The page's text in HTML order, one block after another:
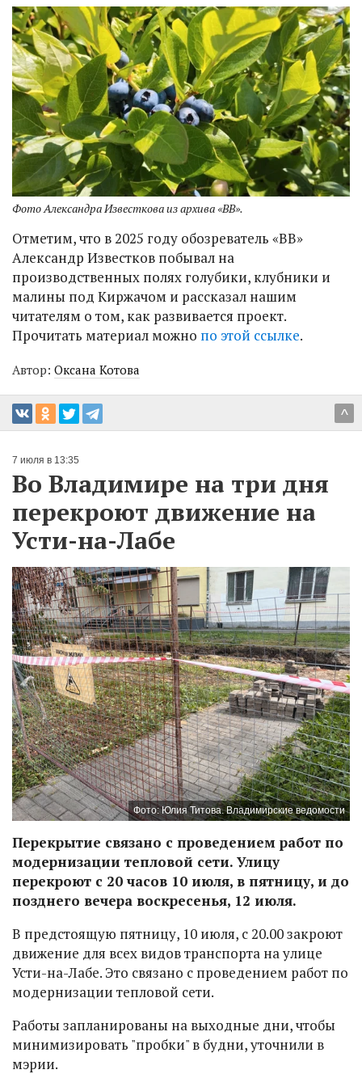
Фото Александра Известкова из архива «ВВ».
Отметим, что в 2025 году обозреватель «ВВ»
Александр Известков побывал на
производственных полях голубики, клубники и
малины под Киржачом и рассказал нашим
читателям о том, как развивается проект.
Прочитать материал можно по этой ссылке.
Автор: Оксана Котова
^
7 июля в 13:35
Во Владимире на три дня
перекроют движение на
Усти-на-Лабе
Фото: Юлия Титова. Владимирские ведомости
Перекрытие связано с проведением работ по
модернизации тепловой сети. Улицу
перекроют с 20 часов 10 июля, в пятницу, и до
позднего вечера воскресенья, 12 июля.
В предстоящую пятницу, 10 июля, с 20.00 закроют
движение для всех видов транспорта на улице
Усти-на-Лабе. Это связано с проведением работ по
модернизации тепловой сети.
Работы запланированы на выходные дни, чтобы
минимизировать "пробки" в будни, уточнили в
мэрии.